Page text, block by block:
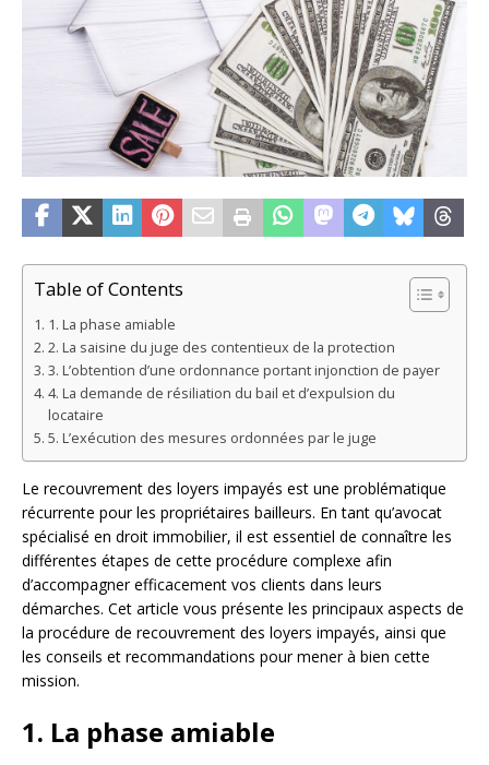
Table of Contents
1. La phase amiable
2. La saisine du juge des contentieux de la protection
3. L’obtention d’une ordonnance portant injonction de payer
4. La demande de résiliation du bail et d’expulsion du
locataire
5. L’exécution des mesures ordonnées par le juge
Le recouvrement des loyers impayés est une problématique
récurrente pour les propriétaires bailleurs. En tant qu’avocat
spécialisé en droit immobilier, il est essentiel de connaître les
différentes étapes de cette procédure complexe afin
d’accompagner efficacement vos clients dans leurs
démarches. Cet article vous présente les principaux aspects de
la procédure de recouvrement des loyers impayés, ainsi que
les conseils et recommandations pour mener à bien cette
mission.
1. La phase amiable